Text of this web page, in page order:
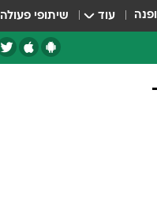
עוד שיתופי פעולה